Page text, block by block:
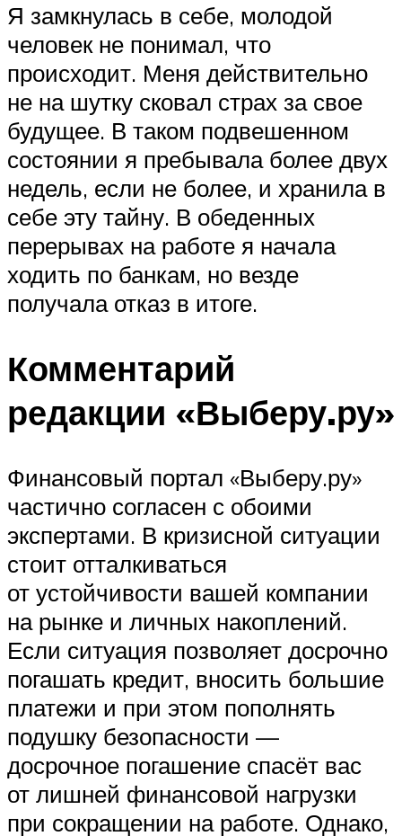
Я замкнулась в себе, молодой
человек не понимал, что
происходит. Меня действительно
не на шутку сковал страх за свое
будущее. В таком подвешенном
состоянии я пребывала более двух
недель, если не более, и хранила в
себе эту тайну. В обеденных
перерывах на работе я начала
ходить по банкам, но везде
получала отказ в итоге.
Комментарий
редакции «Выберу.ру»
Финансовый портал «Выберу.ру»
частично согласен с обоими
экспертами. В кризисной ситуации
стоит отталкиваться
от устойчивости вашей компании
на рынке и личных накоплений.
Если ситуация позволяет досрочно
погашать кредит, вносить большие
платежи и при этом пополнять
подушку безопасности —
досрочное погашение спасёт вас
от лишней финансовой нагрузки
при сокращении на работе. Однако,